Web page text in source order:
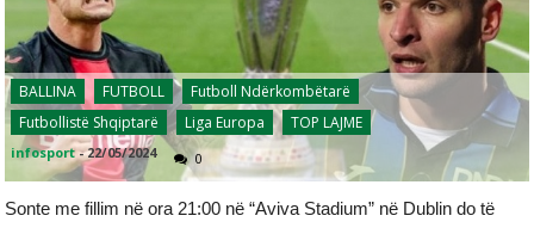
BALLINA FUTBOLL
Futboll Ndërkombëtarë
Futbollistë Shqiptarë
Liga Europa TOP LAJME
infosport -22/05/2024 0
Sonte me fillim në ora 21:00 në “Aviva Stadium” në Dublin do të